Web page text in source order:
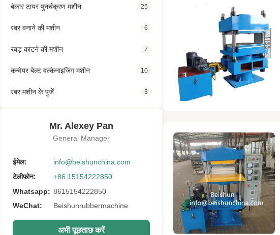
बेकार टायर पुनर्चक्रण मशीन 25
रबर बनाने की मशीन 6
रबड़ काटने की मशीन 7
कन्वेयर बेल्ट वल्केनाइजिंग मशीन 10
रबर मशीन के पुर्जे 3
Mr. Alexey Pan
General Manager
ईमेल:
info@beishunchina.com
टेलीफोन:
+86 15154222850
Whatsapp: 8615154222850
WeChat:
Beishunrubbermachine
अभी पूछताछ करें